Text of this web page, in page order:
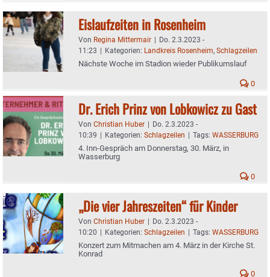
Eislaufzeiten in Rosenheim
Von Regina Mittermair | Do. 2.3.2023 -
11:23 | Kategorien: Landkreis Rosenheim, Schlagzeilen
Nächste Woche im Stadion wieder Publikumslauf
0
Dr. Erich Prinz von Lobkowicz zu Gast
Von Christian Huber | Do. 2.3.2023 -
10:39 | Kategorien: Schlagzeilen | Tags: WASSERBURG
4. Inn-Gespräch am Donnerstag, 30. März, in
Wasserburg
0
„Die vier Jahreszeiten“ für Kinder
Von Christian Huber | Do. 2.3.2023 -
10:20 | Kategorien: Schlagzeilen | Tags: WASSERBURG
Konzert zum Mitmachen am 4. März in der Kirche St.
Konrad
0